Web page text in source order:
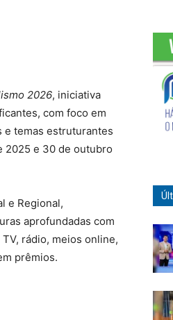
2026, iniciativa
com foco em
e temas estruturantes
2025 e 30 de outubro
e Regional,
aprofundadas com
rádio, meios online,
prêmios.